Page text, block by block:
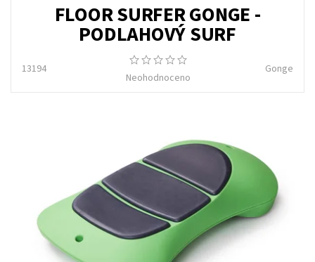
FLOOR SURFER GONGE -
PODLAHOVÝ SURF
13194
Neohodnoceno
Gonge